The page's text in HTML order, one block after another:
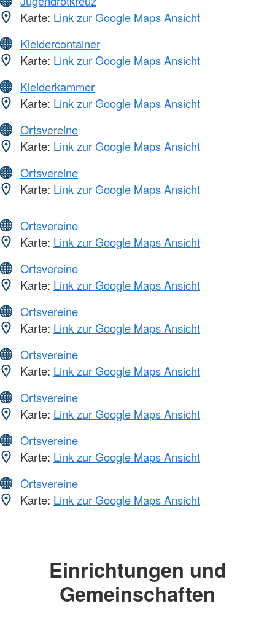
Karte: Link zur Google Maps Ansicht
Kleidercontainer
Karte: Link zur Google Maps Ansicht
Kleiderkammer
Karte: Link zur Google Maps Ansicht
Ortsvereine
Karte: Link zur Google Maps Ansicht
Ortsvereine
Karte: Link zur Google Maps Ansicht
Ortsvereine
Karte: Link zur Google Maps Ansicht
Ortsvereine
Karte: Link zur Google Maps Ansicht
Ortsvereine
Karte: Link zur Google Maps Ansicht
Ortsvereine
Karte: Link zur Google Maps Ansicht
Ortsvereine
Karte: Link zur Google Maps Ansicht
Ortsvereine
Karte: Link zur Google Maps Ansicht
Ortsvereine
Karte: Link zur Google Maps Ansicht
Einrichtungen und
Gemeinschaften